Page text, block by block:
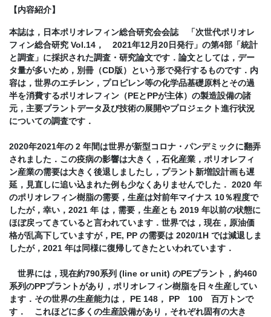
【内容紹介】
本誌は，日本ポリオレフィン総合研究会会誌 「次世代ポリオレ
フィン総合研究 Vol.14， 2021年12月20日発行」の第4部「統計
と調査」に採択された調査・研究論文です．論文としては，デー
タ量が多いため，別冊（CD版）という形で発行するものです．内
容は，世界のエチレン，プロピレン等の化学品基礎原料とその過
半を消費するポリオレフィン（PEとPPが主体）の製造設備の諸
元，主要プラントデータ及び技術の展開やプロジェクト進行状況
についての調査です．
2020年2021年の 2 年間は世界が新型コロナ・パンデミックに翻弄
されました．この疫病の影響は大きく，石化産業，ポリオレフィ
ン産業の需要は大きく後退しましたし，プラント新増設計画も遅
延，見直しに追い込まれた例も少なくありませんでした． 2020 年
のポリオレフィン樹脂の需要，生産は対前年マイナス 10％程度で
したが，幸い，2021 年 は，需要，生産とも 2019 年以前の状態に
ほぼ戻ってきていると言われています．世界では，現在，原油価
格が乱高下していますが，PE, PP の需要は 2020/1H では減退しま
したが，2021 年は同様に復帰してきたといわれています．
世界には，現在約790系列 (line or unit) のPEプラント，約460
系列のPPプラントがあり，ポリオレフィン樹脂を日々生産してい
ます．その世界の生産能力は， PE 148， PP 100 百万トンで
す． これほどに多くの生産設備があり，それぞれ固有の大き